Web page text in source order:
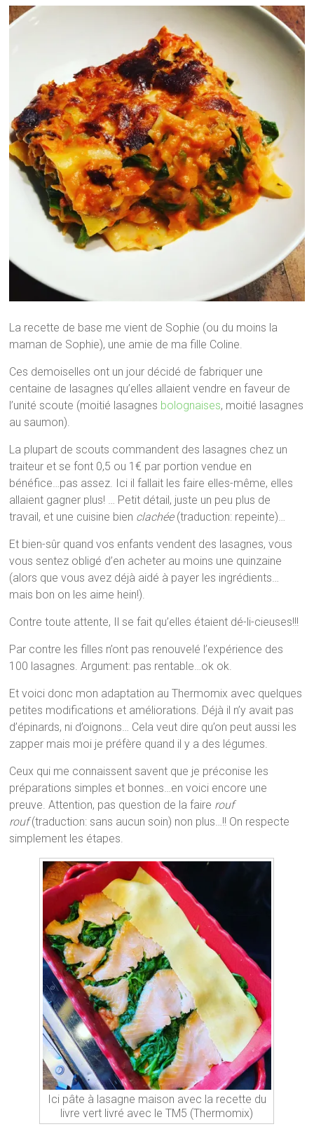
La recette de base me vient de Sophie (ou du moins la
maman de Sophie), une amie de ma fille Coline.
Ces demoiselles ont un jour décidé de fabriquer une
centaine de lasagnes qu’elles allaient vendre en faveur de
l’unité scoute (moitié lasagnes bolognaises, moitié lasagnes
au saumon).
La plupart de scouts commandent des lasagnes chez un
traiteur et se font 0,5 ou 1€ par portion vendue en
bénéfice…pas assez. Ici il fallait les faire elles-même, elles
allaient gagner plus! … Petit détail, juste un peu plus de
travail, et une cuisine bien clachée(traduction: repeinte)…
Et bien-sûr quand vos enfants vendent des lasagnes, vous
vous sentez obligé d’en acheter au moins une quinzaine
(alors que vous avez déjà aidé à payer les ingrédients…
mais bon on les aime hein!).
Contre toute attente, Il se fait qu’elles étaient dé-li-cieuses!!!
Par contre les filles n’ont pas renouvelé l’expérience des
100 lasagnes. Argument: pas rentable…ok ok.
Et voici donc mon adaptation au Thermomix avec quelques
petites modifications et améliorations. Déjà il n’y avait pas
d’épinards, ni d’oignons… Cela veut dire qu’on peut aussi les
zapper mais moi je préfère quand il y a des légumes.
Ceux qui me connaissent savent que je préconise les
préparations simples et bonnes…en voici encore une
preuve. Attention, pas question de la faire rouf
rouf(traduction: sans aucun soin) non plus…!! On respecte
simplement les étapes.
Ici pâte à lasagne maison avec la recette du
livre vert livré avec le TM5 (Thermomix)